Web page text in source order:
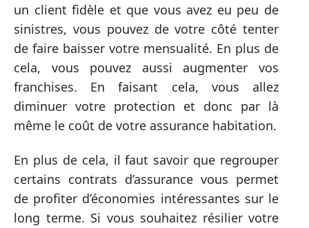
un client fidèle et que vous avez eu peu de
sinistres, vous pouvez de votre côté tenter
de faire baisser votre mensualité. En plus de
cela, vous pouvez aussi augmenter vos
franchises. En faisant cela, vous allez
diminuer votre protection et donc par là
même le coût de votre assurance habitation.
En plus de cela, il faut savoir que regrouper
certains contrats d’assurance vous permet
de profiter d’économies intéressantes sur le
long terme. Si vous souhaitez résilier votre